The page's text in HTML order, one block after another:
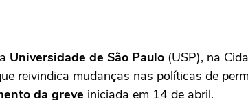
Universidade de São Paulo (USP), na
reivindica mudanças nas políticas de
da greve iniciada em 14 de abril.